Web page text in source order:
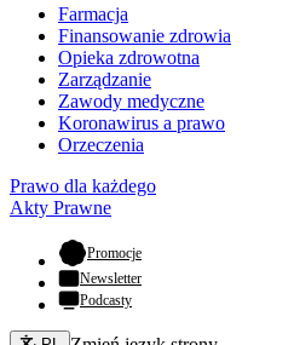
Farmacja
Finansowanie zdrowia
Opieka zdrowotna
Zarządzanie
Zawody medyczne
Koronawirus a prawo
Orzeczenia
Prawo dla każdego
Akty Prawne
Promocje- otwiera się w nowej karcie
Newsletter
Podcasty